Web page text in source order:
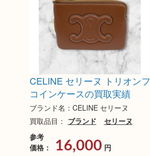
CELINE セリーヌ トリオンフ
コインケースの買取実績
ブランド名：CELINE セリーヌ
買取品目： ブランド
セリーヌ
参考
価格：
16,000 円